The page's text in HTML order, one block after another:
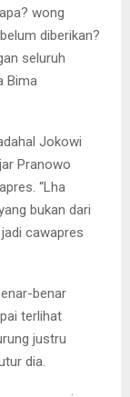
wong
diberikan?
seluruh
Bima
Jokowi
Pranowo
“Lha
bukan dari
cawapres
benar
terlihat
justru
dia.